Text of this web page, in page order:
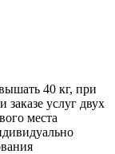
40 кг, при
заказе услуг двух
места